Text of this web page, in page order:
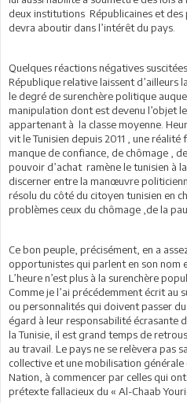
deux institutions Républicaines et
devra aboutir dans l’intérêt du pays.
Quelques réactions négatives
République relative laissent
le degré de surenchère politique
manipulation dont est devenu l’objet
appartenant à la classe moyenne.
vit le Tunisien depuis 2011 , une
manque de confiance, de chômage ,
pouvoir d’achat ramène le tunisien à
discerner entre la manœuvre
résolu du côté du citoyen tunisien en
problèmes ceux du chômage ,de la
Ce bon peuple, précisément, en a
opportunistes qui parlent en son nom
L’heure n’est plus à la surenchère
Comme je l’ai précédemment écrit au
ou personnalités qui doivent passer
égard à leur responsabilité écrasante
la Tunisie, il est grand temps de
au travail. Le pays ne se relèvera pas
collective et une mobilisation
Nation, à commencer par celles qui
prétexte fallacieux du « Al-Chaab